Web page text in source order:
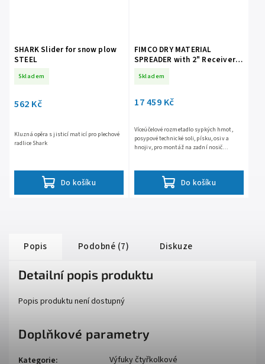
SHARK Slider for snow plow
STEEL
Skladem
562 Kč
Do košíku
Kluzná opěra s jisticí maticí pro plechové
radlice Shark
FIMCO DRY MATERIAL
SPREADER with 2" Receiver
Skladem
17 459 Kč
Do košíku
Víceúčelové rozmetadlo sypkých hmot,
posypové technické soli, písku, osiv a
hnojiv, pro montáž na zadní nosič
Popis Podobné (7) Diskuze
Detailní popis produktu
Popis produktu není dostupný
Doplňkové parametry
Kategorie: Výfuky čtyřkolkové